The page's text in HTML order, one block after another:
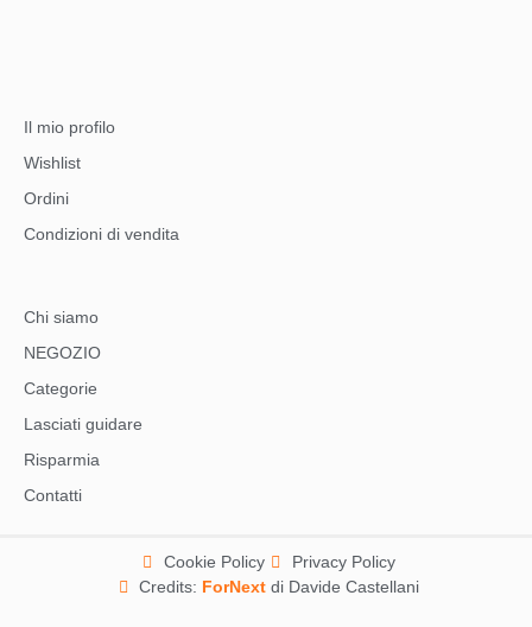
Il mio profilo
Wishlist
Ordini
Condizioni di vendita
Chi siamo
NEGOZIO
Categorie
Lasciati guidare
Risparmia
Contatti
Cookie Policy
Privacy Policy
Credits: ForNextdi Davide Castellani